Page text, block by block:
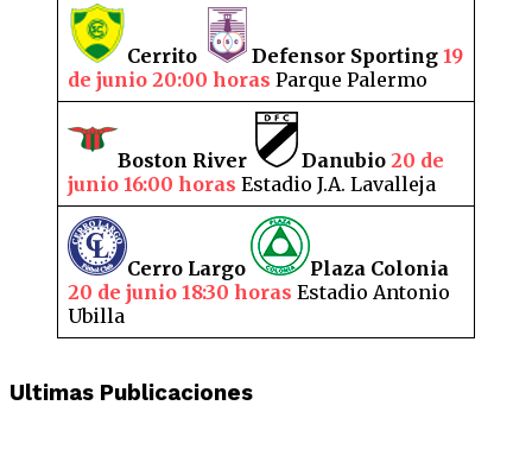
Cerrito Defensor Sporting 19
de junio 20:00 horas Parque Palermo
Boston River Danubio 20 de
junio 16:00 horas Estadio J.A. Lavalleja
Cerro Largo
Plaza Colonia
20 de junio 18:30 horas Estadio Antonio
Ubilla
Ultimas Publicaciones